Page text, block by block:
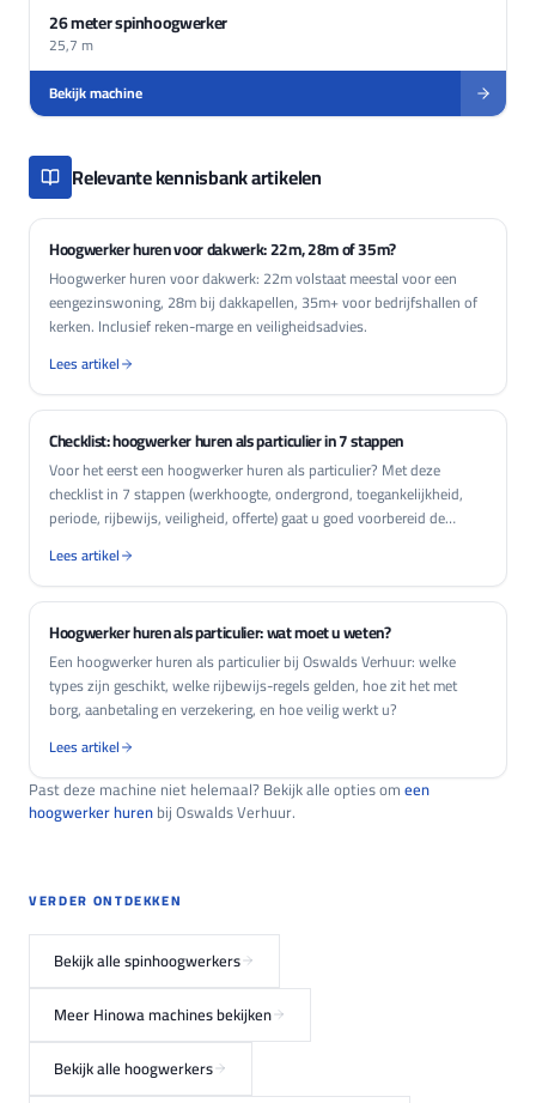
26 meter spinhoogwerker
25,7 m
Bekijk machine
Relevante kennisbank artikelen
Hoogwerker huren voor dakwerk: 22m, 28m of 35m?
Hoogwerker huren voor dakwerk: 22m volstaat meestal voor een
eengezinswoning, 28m bij dakkapellen, 35m+ voor bedrijfshallen of
kerken. Inclusief reken-marge en veiligheidsadvies.
Lees artikel
Checklist: hoogwerker huren als particulier in 7 stappen
Voor het eerst een hoogwerker huren als particulier? Met deze
checklist in 7 stappen (werkhoogte, ondergrond, toegankelijkheid,
periode, rijbewijs, veiligheid, offerte) gaat u goed voorbereid de
Lees artikel
Hoogwerker huren als particulier: wat moet u weten?
Een hoogwerker huren als particulier bij Oswalds Verhuur: welke
types zijn geschikt, welke rijbewijs-regels gelden, hoe zit het met
borg, aanbetaling en verzekering, en hoe veilig werkt u?
Lees artikel
Past deze machine niet helemaal? Bekijk alle opties omeen
hoogwerker hurenbij Oswalds Verhuur.
VERDER ONTDEKKEN
Bekijk alle spinhoogwerkers
Meer Hinowa machines bekijken
Bekijk alle hoogwerkers